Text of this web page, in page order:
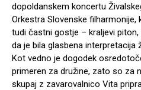
dopoldanskem koncertu
Orkestra Slovenske
tudi častni gostje – kraljevi
da je bila glasbena interpretacija
Kot vedno je dogodek
primeren za družine, zato so za
skupaj z zavarovalnico Vita